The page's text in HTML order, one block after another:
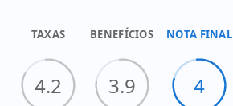
TAXAS
4.2
BENEFÍCIOS
3.9
NOTA FINAL
4